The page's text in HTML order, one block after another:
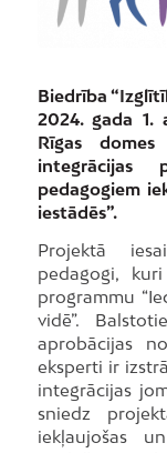
Biedrība
2024. gada 1.
Rīgas
integrācijas
pedagogiem
iestādēs”.
Projektā
pedagogi,
programmu
vidē”.
aprobācijas
eksperti ir
integrācijas
sniedz
iekļaujošas